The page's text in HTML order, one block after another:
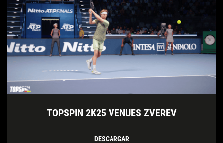
TOPSPIN 2K25 VENUES ZVEREV
DESCARGAR